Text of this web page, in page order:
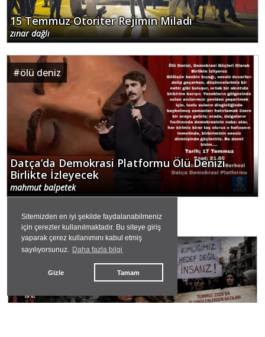
Sitemizden en iyi şekilde faydalanabilmeniz
için çerezler kullanılmaktadır. Bu siteye giriş
yaparak çerez kullanımını kabul etmiş
sayılıyorsunuz. Daha fazla bilgi
Gizle Tamam
15 Temmuz Otoriter Rejimin Miladı
zınar dağlı
#ölü deniz
Datça’da Demokrasi Platformu Ölü Denizi
Birlikte İzleyecek
mahmut balpetek
GÜNDEMDEKİLER
suriye